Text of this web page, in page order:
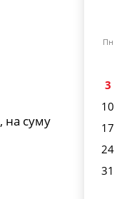
, на суму
Пн
3
10
17
24
31